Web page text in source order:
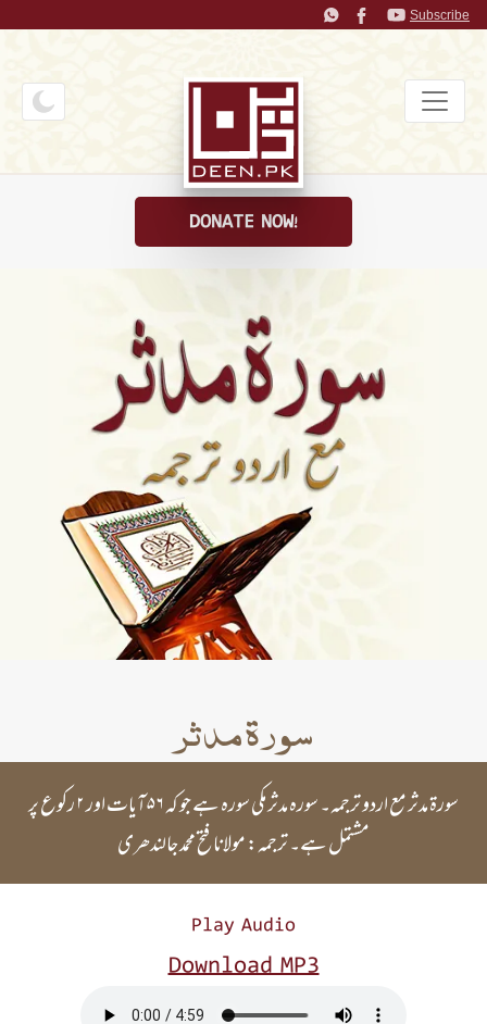
Subscribe
DONATE NOW!
سورۃ مدثر
سورۃ مدثر مع اردو ترجمہ۔ سورہ مدثر مکی سورہ ہے جو کہ ۵۶ آیات اور ۲ رکوع پر
مشتمل ہے۔ ترجمہ: مولانا فتح محمد جالندھری
Play Audio
Download MP3